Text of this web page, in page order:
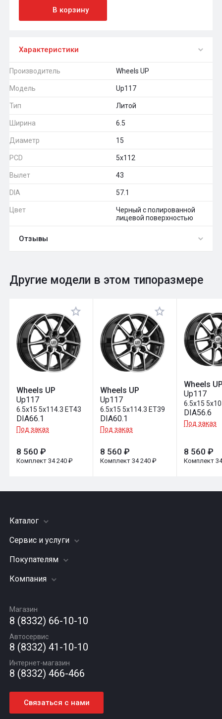
В корзину
Характеристики
Производитель Wheels UP
Модель Up117
Тип Литой
Ширина 6.5
Диаметр 15
PCD 5x112
Вылет 43
DIA 57.1
Цвет
Черный с полированной
лицевой поверхностью
Отзывы
Оставить отзыв
Общий рейтинг 0
Другие модели в этом типоразмере
Wheels UP
Up117
6.5x15 5x114.3 ET43
DIA66.1
Под заказ
8 560 ₽
Комплект 34 240 ₽
Wheels UP
Up117
6.5x15 5x114.3 ET39
DIA60.1
Под заказ
8 560 ₽
Комплект 34 240 ₽
Wheels
Up117
6.5x15
DIA56.6
Под заказ
8 560 ₽
Комплект
Каталог
Шины
Грузовые шины
Диски
Автомасла
Сервис и услуги
Заправка кондиционера
Подвеска (ходовая часть)
Шиномонтаж
Покупателям
Акции
Гарантии и возврат
Компания
Вакансии
Новости
Статьи
Контакты
Магазин
8 (8332) 66-10-10
Автосервис
8 (8332) 41-10-10
Интернет-магазин
8 (8332) 466-466
Связаться с нами